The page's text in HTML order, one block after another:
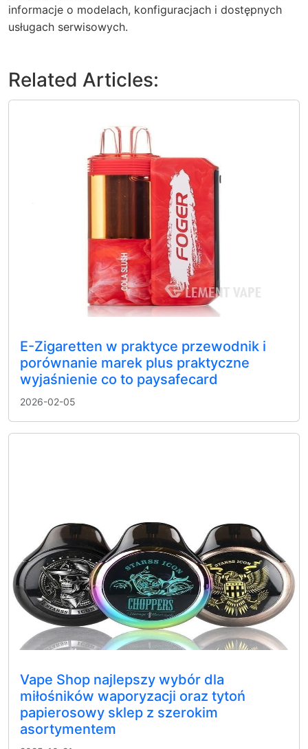
informacje o modelach, konfiguracjach i dostępnych
usługach serwisowych.
Related Articles:
E-Zigaretten w praktyce przewodnik i
porównanie marek plus praktyczne
wyjaśnienie co to paysafecard
2026-02-05
Vape Shop najlepszy wybór dla
miłośników waporyzacji oraz tytoń
papierosowy sklep z szerokim
asortymentem